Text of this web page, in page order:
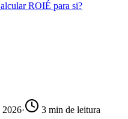
ROIÉ para si?
2026· 3 min de leitura